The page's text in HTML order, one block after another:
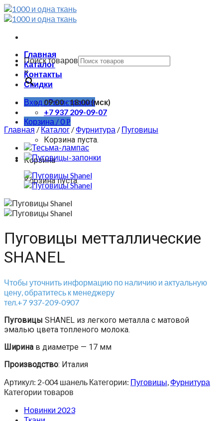
Skip
to
Главная
Каталог
Контакты
Скидки
Вход / Регистрация
Корзина /0Р
Корзина пуста.
Корзина
Корзина пуста.
Поиск товаров
×
09:00 - 18:00 (мск)
+7 937 209-09-07
Главная/Каталог / Фурнитура / Пуговицы
Пуговицы метталлические
SHANEL
Чтобы уточнить информацию по наличию и актуальную
цену, обратитесь к менеджеру
тел.+7 937-209-0907
Пуговицы SHANEL из легкого металла с матовой
эмалью цвета топленого молока.
Ширина в диаметре — 17 мм
Производство: Италия
Артикул: 2-004 шанель Категории: Пуговицы, Фурнитура
Категории товаров
Новинки 2023